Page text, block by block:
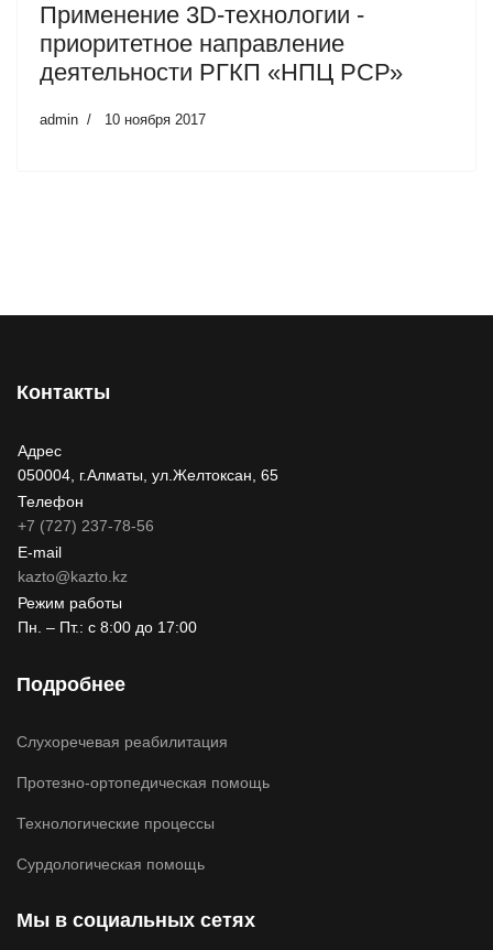
Применение 3D-технологии -
приоритетное направление
деятельности РГКП «НПЦ РСР»
admin 10 ноября 2017
Контакты
Адрес
050004, г.Алматы, ул.Желтоксан, 65
Телефон
+7 (727) 237-78-56
E-mail
kazto@kazto.kz
Режим работы
Пн. – Пт.: с 8:00 до 17:00
Подробнее
Слухоречевая реабилитация
Протезно-ортопедическая помощь
Технологические процессы
Сурдологическая помощь
Мы в социальных сетях